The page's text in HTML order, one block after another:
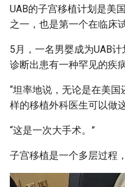
UAB的子宫移植计划是美
之一，也是第一个在临床
5月，一名男婴成为UAB
诊断出患有一种罕见的疾
“坦率地说，无论是在美
样的移植外科医生可以做
“这是一次大手术。”
子宫移植是一个多层过程